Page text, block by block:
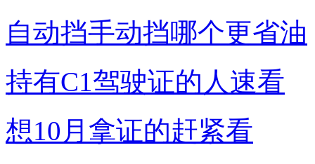
自动挡手动挡哪个更省油
持有C1驾驶证的人速看
想10月拿证的赶紧看